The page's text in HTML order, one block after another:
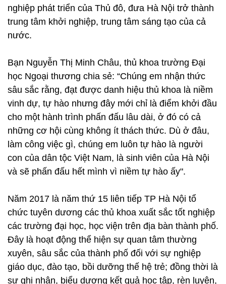
nghiệp phát triển của Thủ đô, đưa Hà Nội trở thành
trung tâm khởi nghiệp, trung tâm sáng tạo của cả
nước.
Bạn Nguyễn Thị Minh Châu, thủ khoa trường Đại
học Ngoại thương chia sẻ: “Chúng em nhận thức
sâu sắc rằng, đạt được danh hiệu thủ khoa là niềm
vinh dự, tự hào nhưng đây mới chỉ là điểm khởi đầu
cho một hành trình phấn đấu lâu dài, ở đó có cả
những cơ hội cùng không ít thách thức. Dù ở đâu,
làm công việc gì, chúng em luôn tự hào là người
con của dân tộc Việt Nam, là sinh viên của Hà Nội
và sẽ phấn đấu hết mình vì niềm tự hào ấy".
Năm 2017 là năm thứ 15 liên tiếp TP Hà Nội tổ
chức tuyên dương các thủ khoa xuất sắc tốt nghiệp
các trường đại học, học viện trên địa bàn thành phố.
Đây là hoạt động thể hiện sự quan tâm thường
xuyên, sâu sắc của thành phố đối với sự nghiệp
giáo dục, đào tạo, bồi dưỡng thế hệ trẻ; đồng thời là
sự ghi nhận, biểu dương kết quả học tập, rèn luyện,